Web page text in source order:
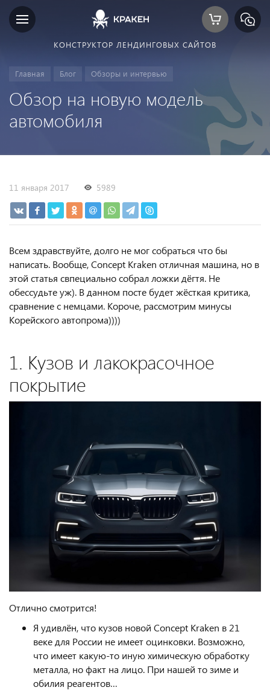
КОНСТРУКТОР ЛЕНДИНГОВЫХ САЙТОВ
Главная Блог Обзоры и интервью
Обзор на новую модель
автомобиля
11 января 2017 5989
Всем здравствуйте, долго не мог собраться что бы
написать. Вообще, Concept Kraken отличная машина, но в
этой статья свпециально собрал ложки дёгтя. Не
обессудьте уж). В данном посте будет жёсткая критика,
сравнение с немцами. Короче, рассмотрим минусы
Корейского автопрома))))
1. Кузов и лакокрасочное
покрытие
Отлично смотрится!
Я удивлён, что кузов новой Concept Kraken в 21
веке для России не имеет оцинковки. Возможно,
что имеет какую-то иную химическую обработку
металла, но факт на лицо. При нашей то зиме и
обилия реагентов…